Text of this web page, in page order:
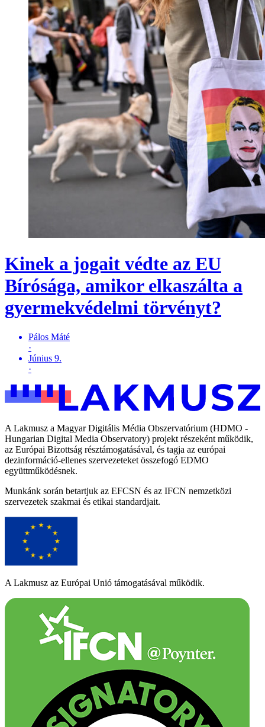
Kinek a jogait védte az EU
Bírósága, amikor elkaszálta a
gyermekvédelmi törvényt?
Pálos Máté
·
Június 9.
·
A Lakmusz a Magyar Digitális Média Obszervatórium (HDMO -
Hungarian Digital Media Observatory) projekt részeként működik,
az Európai Bizottság résztámogatásával, és tagja az európai
dezinformáció-ellenes szervezeteket összefogó EDMO
együttműködésnek.
Munkánk során betartjuk az EFCSN és az IFCN nemzetközi
szervezetek szakmai és etikai standardjait.
A Lakmusz az Európai Unió támogatásával működik.